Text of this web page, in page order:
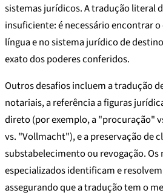
sistemas jurídicos. A tradução literal
insuficiente: é necessário encontrar
língua e no sistema jurídico de
exato dos poderes conferidos.
Outros desafios incluem a tradução
notariais, a referência a figuras
direto (por exemplo, a "procuração"
vs. "Vollmacht"), e a preservação de
substabelecimento ou revogação. Os
especializados identificam e
assegurando que a tradução tem o